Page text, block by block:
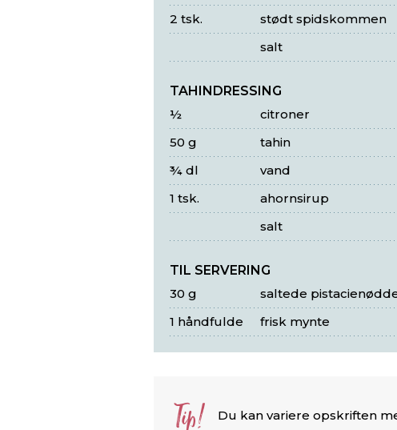
stødt spidskommen
2 tsk.
salt
TAHINDRESSING
citroner
½
tahin
50 g
vand
¾ dl
ahornsirup
1 tsk.
salt
TIL SERVERING
saltede
30 g
frisk mynte
1 håndfulde
Tip! Du kan variere opskriften